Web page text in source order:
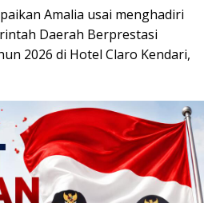
Amalia usai menghadiri
Daerah Berprestasi
2026 di Hotel Claro Kendari,